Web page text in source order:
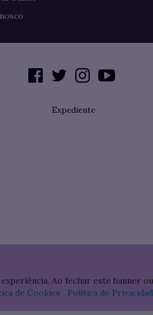
Ao fechar este banner
de Cookies Política de
Expediente